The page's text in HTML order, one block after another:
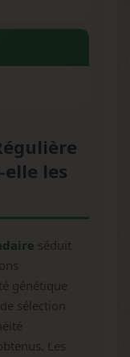
elle les
séduit
génétique
sélection
Les